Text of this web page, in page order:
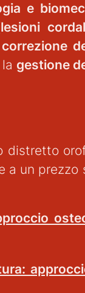
e
lesioni
gestione
distretto
a un